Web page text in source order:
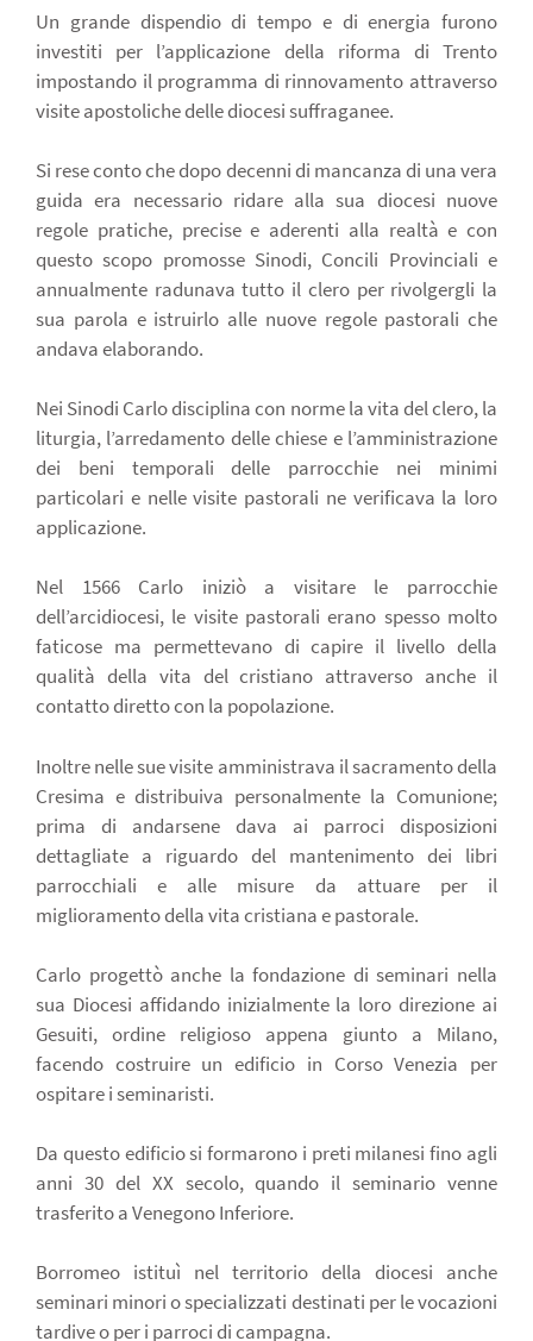
Un grande dispendio di tempo e di energia furono
investiti per l’applicazione della riforma di Trento
impostando il programma di rinnovamento attraverso
visite apostoliche delle diocesi suffraganee.
Si rese conto che dopo decenni di mancanza di una vera
guida era necessario ridare alla sua diocesi nuove
regole pratiche, precise e aderenti alla realtà e con
questo scopo promosse Sinodi, Concili Provinciali e
annualmente radunava tutto il clero per rivolgergli la
sua parola e istruirlo alle nuove regole pastorali che
andava elaborando.
Nei Sinodi Carlo disciplina con norme la vita del clero, la
liturgia, l’arredamento delle chiese e l’amministrazione
dei beni temporali delle parrocchie nei minimi
particolari e nelle visite pastorali ne verificava la loro
applicazione.
Nel 1566 Carlo iniziò a visitare le parrocchie
dell’arcidiocesi, le visite pastorali erano spesso molto
faticose ma permettevano di capire il livello della
qualità della vita del cristiano attraverso anche il
contatto diretto con la popolazione.
Inoltre nelle sue visite amministrava il sacramento della
Cresima e distribuiva personalmente la Comunione;
prima di andarsene dava ai parroci disposizioni
dettagliate a riguardo del mantenimento dei libri
parrocchiali e alle misure da attuare per il
miglioramento della vita cristiana e pastorale.
Carlo progettò anche la fondazione di seminari nella
sua Diocesi affidando inizialmente la loro direzione ai
Gesuiti, ordine religioso appena giunto a Milano,
facendo costruire un edificio in Corso Venezia per
ospitare i seminaristi.
Da questo edificio si formarono i preti milanesi fino agli
anni 30 del XX secolo, quando il seminario venne
trasferito a Venegono Inferiore.
Borromeo istituì nel territorio della diocesi anche
seminari minori o specializzati destinati per le vocazioni
tardive o per i parroci di campagna.